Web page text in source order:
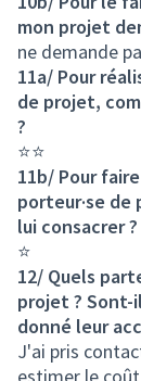
mon projet
ne demande
11a/ Pour
de projet,
?
⭐⭐
11b/ Pour
porteur·se
lui consacrer ?
⭐
12/ Quels
projet ? Sont-
donné leur
J'ai pris